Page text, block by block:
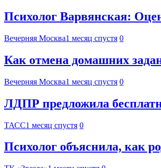
Психолог Варвянская:
Вечерняя Москва1 месяц спустя 0
Как отмена домашних
Вечерняя Москва1 месяц спустя 0
ЛДПР предложила
ТАСС1 месяц спустя 0
Психолог объяснила, как